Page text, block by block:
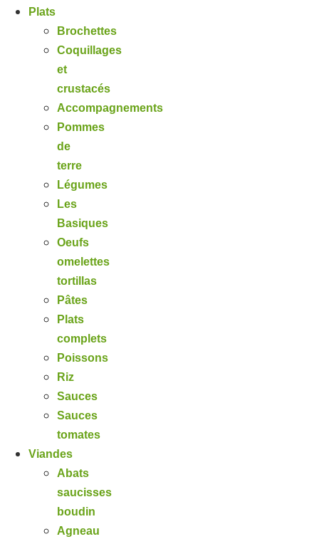
Plats
Brochettes
Coquillages
et
crustacés
Accompagnements
Pommes
de
terre
Légumes
Les
Basiques
Oeufs
omelettes
tortillas
Pâtes
Plats
complets
Poissons
Riz
Sauces
Sauces
tomates
Viandes
Abats
saucisses
boudin
Agneau